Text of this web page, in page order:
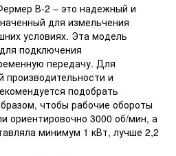
В-2 – это надежный и
для измельчения
условиях. Эта модель
подключения
передачу. Для
производительности и
подобрать
чтобы рабочие обороты
ориентировочно 3000 об/мин, а
минимум 1 кВт, лучше 2,2